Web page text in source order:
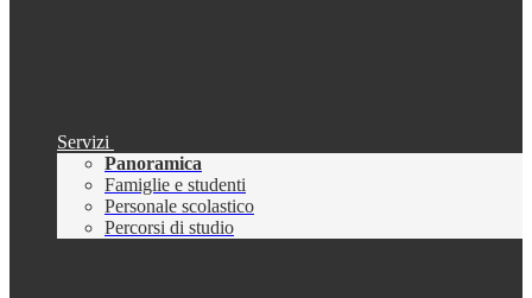
Servizi
Panoramica
Famiglie e studenti
Personale scolastico
Percorsi di studio